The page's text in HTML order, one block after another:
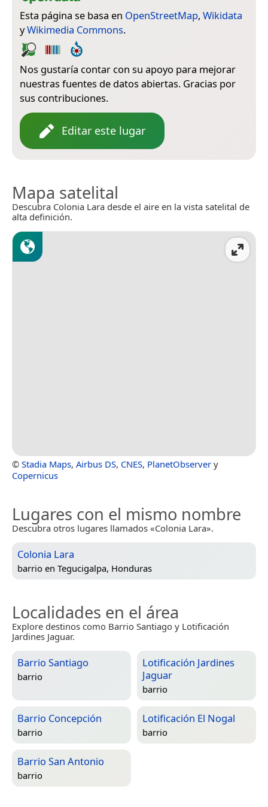
Esta página se basa en OpenStreetMap, Wikidata
yWikimedia Commons.
Nos gustaría contar con su apoyo para mejorar
nuestras fuentes de datos abiertas. Gracias por
sus contribuciones.
Editar este lugar
Mapa satelital
Descubra Colonia Lara desde el aire en la vista satelital de
alta definición.
© Stadia Maps, Airbus DS, CNES, PlanetObserver y
Copernicus
Lugares con el mismo nombre
Descubra otros lugares llamados «Colonia Lara».
Colonia Lara
barrio en Tegucigalpa, Honduras
Localidades en el área
Explore destinos como Barrio Santiago y Lotificación
Jardines Jaguar.
Barrio Santiago
barrio
Lotificación Jardines
Jaguar
barrio
Barrio Concepción
barrio
Lotificación El Nogal
barrio
Barrio San Antonio
barrio